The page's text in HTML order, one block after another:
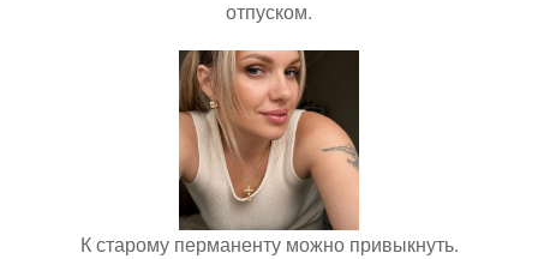
отпуском.
К старому перманенту можно привыкнуть.